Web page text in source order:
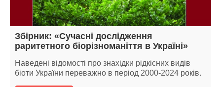
Збірник: «Сучасні дослідження
раритетного біорізноманіття в Україні»
Наведені відомості про знахідки рідкісних видів
біоти України переважно в період 2000-2024 років.